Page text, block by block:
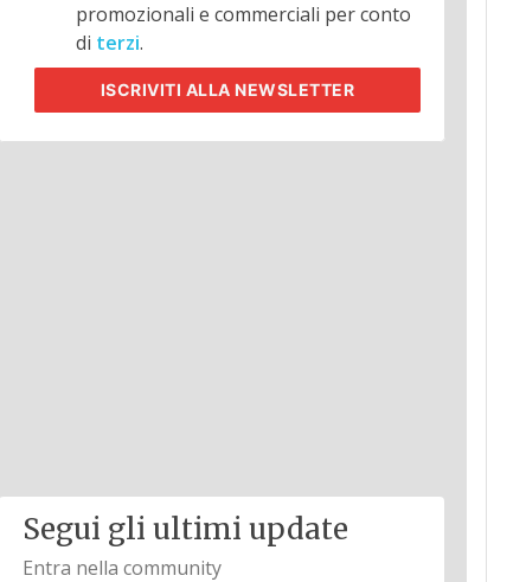
promozionali e commerciali per conto
di terzi.
ISCRIVITI ALLA NEWSLETTER
Segui gli ultimi update
Entra nella community